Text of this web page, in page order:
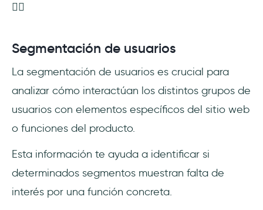
👇🏻
Segmentación de usuarios
La segmentación de usuarios es crucial para
analizar cómo interactúan los distintos grupos de
usuarios con elementos específicos del sitio web
o funciones del producto.
Esta información te ayuda a identificar si
determinados segmentos muestran falta de
interés por una función concreta.